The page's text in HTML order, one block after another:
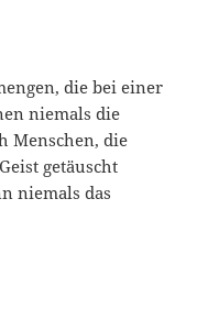
die bei einer
niemals die
Menschen, die
getäuscht
niemals das